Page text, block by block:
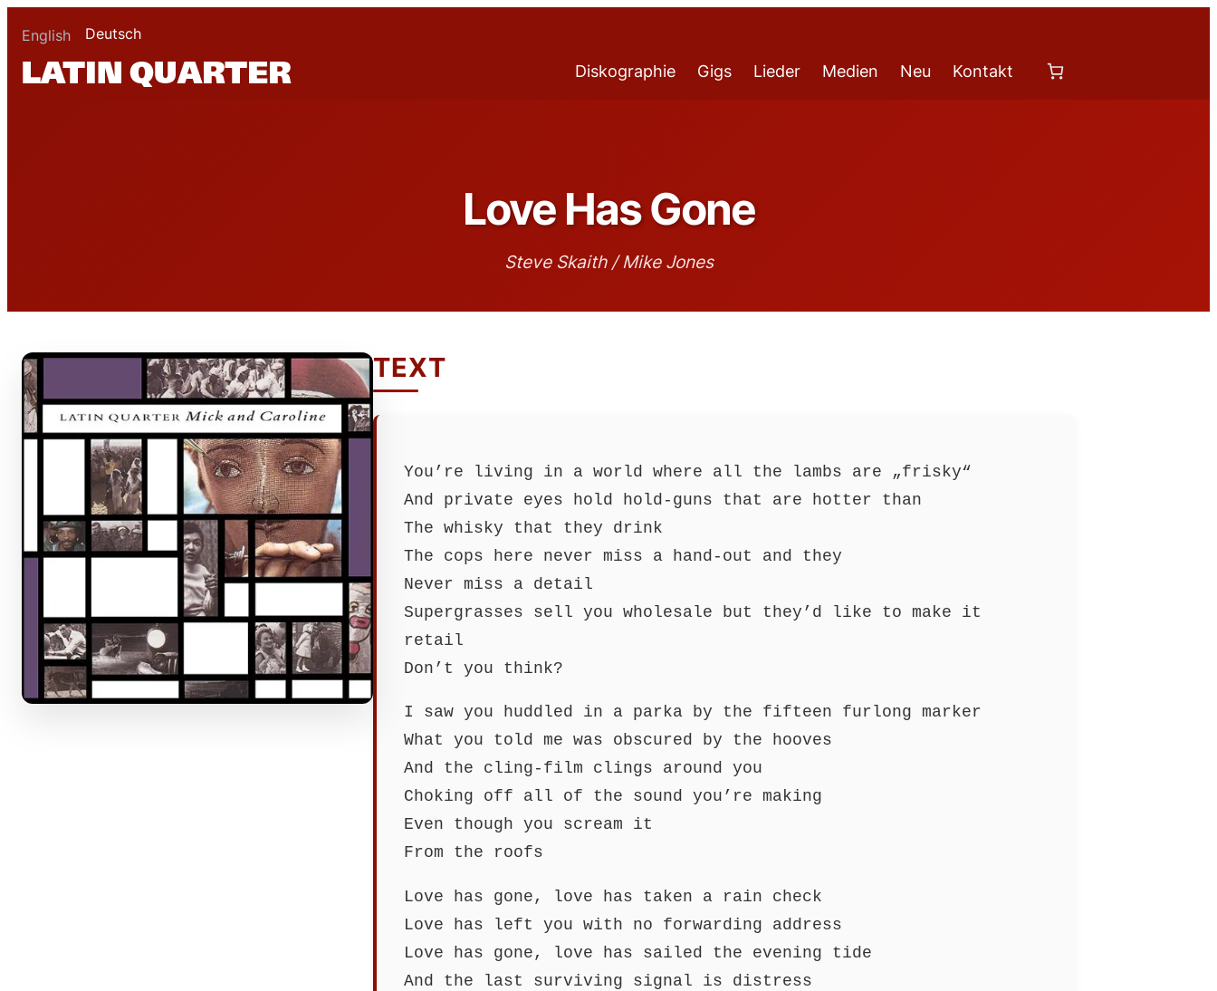
English Deutsch
Diskographie Gigs Lieder Medien Neu Kontakt
Love Has Gone
Steve Skaith / Mike Jones
TEXT
You’re living in a world where all the lambs are „frisky“
And private eyes hold hold-guns that are hotter than
The whisky that they drink
The cops here never miss a hand-out and they
Never miss a detail
Supergrasses sell you wholesale but they’d like to make it
retail
Don’t you think?
I saw you huddled in a parka by the fifteen furlong marker
What you told me was obscured by the hooves
And the cling-film clings around you
Choking off all of the sound you’re making
Even though you scream it
From the roofs
Love has gone, love has taken a rain check
Love has left you with no forwarding address
Love has gone, love has sailed the evening tide
And the last surviving signal is distress